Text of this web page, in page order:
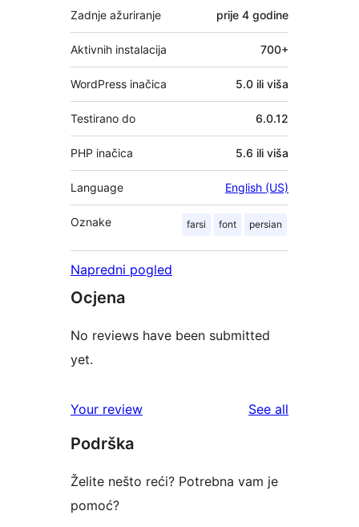
Zadnje ažuriranje prije 4 godine
Aktivnih instalacija 700+
WordPress inačica 5.0 ili viša
Testirano do 6.0.12
PHP inačica 5.6 ili viša
Language English (US)
Oznake farsi font persian
Napredni pogled
Ocjena
No reviews have been submitted
yet.
Your review See all
Podrška
Želite nešto reći? Potrebna vam je
pomoć?